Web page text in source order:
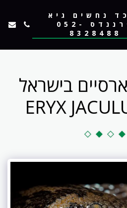
נחשים גיא
פרננדס 052-
8328488
בישראל